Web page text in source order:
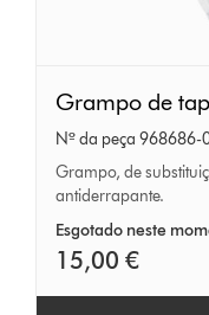
de
tapete
térmico
Grampo de
Nº da peça 968686-
Grampo, de
antiderrapante.
Esgotado neste
15,00 €